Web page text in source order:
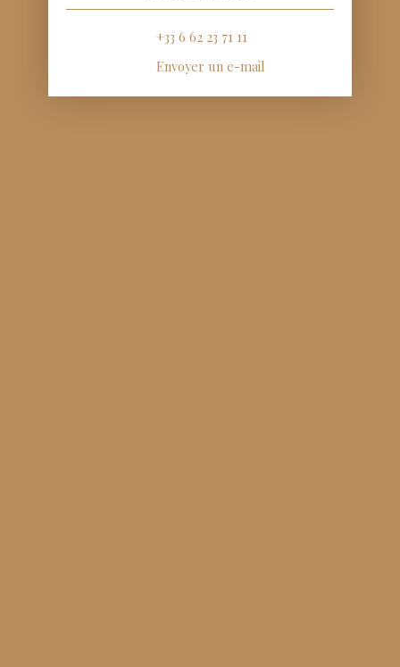
+33 6 62 23 71 11
Envoyer un e-mail